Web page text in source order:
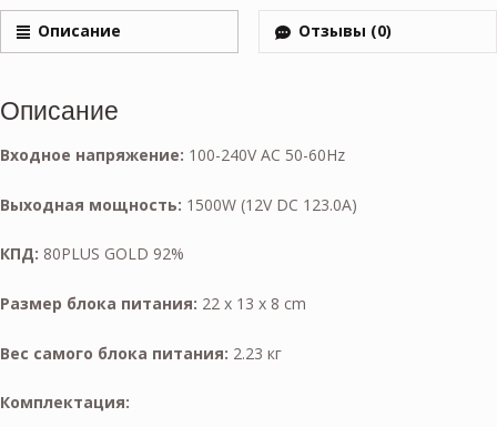
Описание Отзывы (0)
Описание
Входное напряжение: 100-240V AC 50-60Hz
Выходная мощность: 1500W (12V DC 123.0A)
КПД: 80PLUS GOLD 92%
Размер блока питания: 22 x 13 x 8 cm
Вес самого блока питания: 2.23 кг
Комплектация: